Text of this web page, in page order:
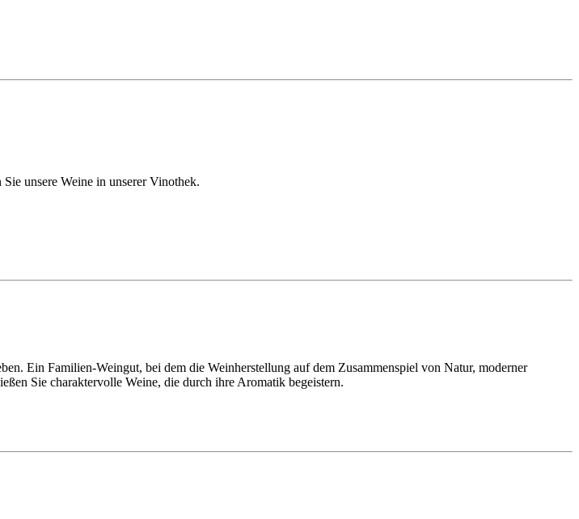
unsere Weine in unserer Vinothek.
Ein Familien-Weingut, bei dem die Weinherstellung auf dem Zusammenspiel von Natur, moderner
Sie charaktervolle Weine, die durch ihre Aromatik begeistern.